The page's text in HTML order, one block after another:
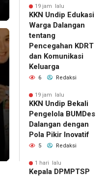
19 jam lalu
KKN Undip Edukasi
Warga Dalangan
tentang
Pencegahan KDRT
dan Komunikasi
Keluarga
6 Redaksi
19 jam lalu
KKN Undip Bekali
Pengelola BUMDes
Dalangan dengan
Pola Pikir Inovatif
5 Redaksi
1 hari lalu
Kepala DPMPTSP